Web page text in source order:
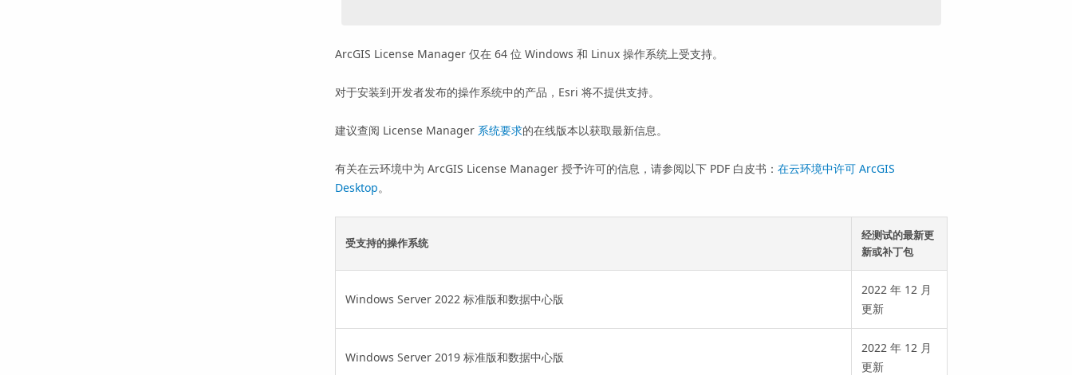
ArcGIS License Manager 仅在 64 位 Windows 和 Linux 操作系统上受支持。
对于安装到开发者发布的操作系统中的产品， Esri 将不提供支持。
建议查阅 License Manager 系统要求的在线版本以获取最新信息。
有关在云环境中为 ArcGIS License Manager 授予许可的信息，请参阅以下 PDF 白皮书： 在云环境中许可 ArcGIS
Desktop。
受支持的操作系统
经测试的最新更
新或补丁包
Windows Server 2022 标准版和数据中心版
2022 年 12 月
更新
Windows Server 2019 标准版和数据中心版
2022 年 12 月
更新